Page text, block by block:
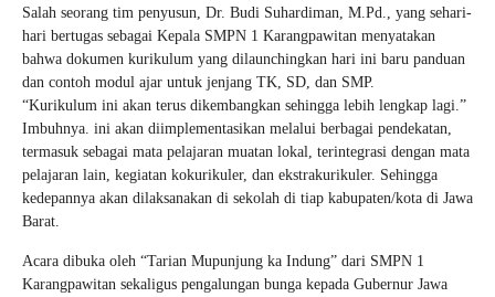
Salah seorang tim penyusun, Dr. Budi Suhardiman, M.Pd., yang sehari-
hari bertugas sebagai Kepala SMPN 1 Karangpawitan menyatakan
bahwa dokumen kurikulum yang dilaunchingkan hari ini baru panduan
dan contoh modul ajar untuk jenjang TK, SD, dan SMP.
“Kurikulum ini akan terus dikembangkan sehingga lebih lengkap lagi.”
Imbuhnya. ini akan diimplementasikan melalui berbagai pendekatan,
termasuk sebagai mata pelajaran muatan lokal, terintegrasi dengan mata
pelajaran lain, kegiatan kokurikuler, dan ekstrakurikuler. Sehingga
kedepannya akan dilaksanakan di sekolah di tiap kabupaten/kota di Jawa
Barat.
Acara dibuka oleh “Tarian Mupunjung ka Indung” dari SMPN 1
Karangpawitan sekaligus pengalungan bunga kepada Gubernur Jawa